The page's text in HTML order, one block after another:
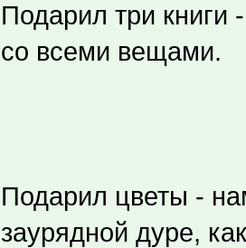
Подарил три книги
со всеми вещами.
Подарил цветы -
заурядной дуре,